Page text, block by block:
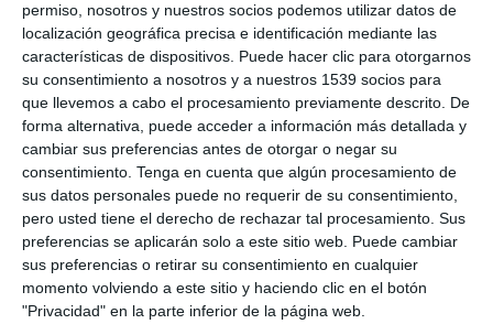
permiso, nosotros y nuestros socios podemos utilizar datos de
localización geográfica precisa e identificación mediante las
características de dispositivos. Puede hacer clic para otorgarnos
su consentimiento a nosotros y a nuestros 1539 socios para
que llevemos a cabo el procesamiento previamente descrito. De
forma alternativa, puede acceder a información más detallada y
cambiar sus preferencias antes de otorgar o negar su
consentimiento. Tenga en cuenta que algún procesamiento de
sus datos personales puede no requerir de su consentimiento,
pero usted tiene el derecho de rechazar tal procesamiento. Sus
preferencias se aplicarán solo a este sitio web. Puede cambiar
sus preferencias o retirar su consentimiento en cualquier
momento volviendo a este sitio y haciendo clic en el botón
"Privacidad" en la parte inferior de la página web.